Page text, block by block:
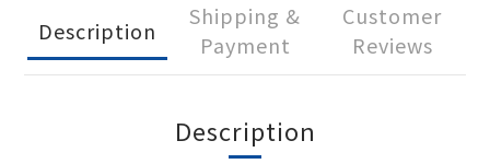
Description
Shipping &
Payment
Customer
Reviews
Description